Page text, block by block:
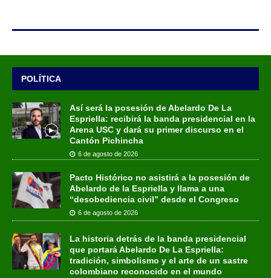
POLÍTICA
Así será la posesión de Abelardo De La
Espriella: recibirá la banda presidencial en la
Arena USC y dará su primer discurso en el
Cantón Pichincha
6 de agosto de 2026
Pacto Histórico no asistirá a la posesión de
Abelardo de la Espriella y llama a una
“desobediencia civil” desde el Congreso
6 de agosto de 2026
La historia detrás de la banda presidencial
que portará Abelardo De La Espriella:
tradición, simbolismo y el arte de un sastre
colombiano reconocido en el mundo